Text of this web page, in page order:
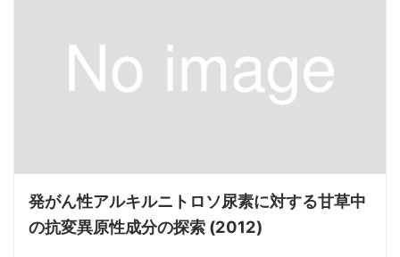
発がん性アルキルニトロソ尿素に対する甘草中
の抗変異原性成分の探索 (2012)